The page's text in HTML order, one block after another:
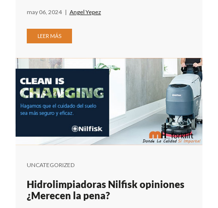
may 06, 2024 | Angel Yepez
LEER MÁS
UNCATEGORIZED
Hidrolimpiadoras Nilfisk opiniones
¿Merecen la pena?